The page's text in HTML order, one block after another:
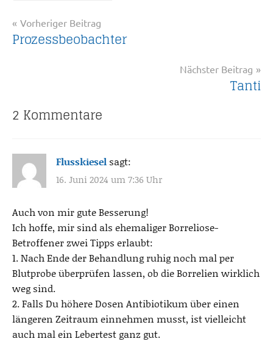
Beitragsnavigation
Vorheriger Beitrag
Prozessbeobachter
Nächster Beitrag
Tanti
2 Kommentare
Flusskiesel sagt:
16. Juni 2024 um 7:36 Uhr
Auch von mir gute Besserung!
Ich hoffe, mir sind als ehemaliger Borreliose-
Betroffener zwei Tipps erlaubt:
1. Nach Ende der Behandlung ruhig noch mal per
Blutprobe überprüfen lassen, ob die Borrelien wirklich
weg sind.
2. Falls Du höhere Dosen Antibiotikum über einen
längeren Zeitraum einnehmen musst, ist vielleicht
auch mal ein Lebertest ganz gut.